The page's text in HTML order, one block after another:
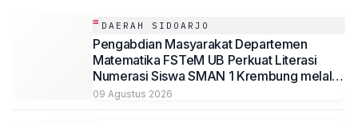
DAERAH SIDOARJO
Pengabdian Masyarakat Departemen
Matematika FSTeM UB Perkuat Literasi
Numerasi Siswa SMAN 1 Krembung melalui
Integrasi Aljabar Berbasis Teknologi
09 Agustus 2026